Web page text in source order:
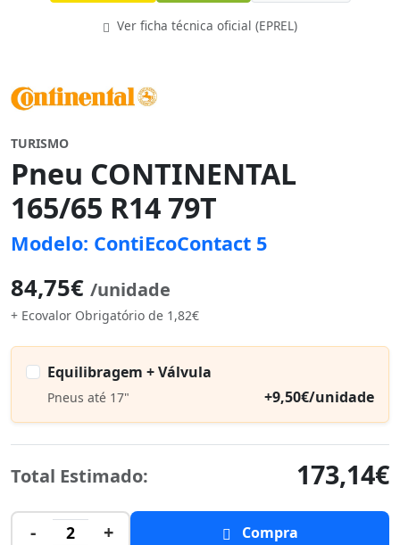
Ver ficha técnica oficial (EPREL)
TURISMO
Pneu CONTINENTAL
165/65 R14 79T
Modelo: ContiEcoContact 5
84,75€ /unidade
+ Ecovalor Obrigatório de 1,82€
Equilibragem + Válvula
Pneus até 17" +9,50€/unidade
Total Estimado: 173,14€
- 2 + Compra